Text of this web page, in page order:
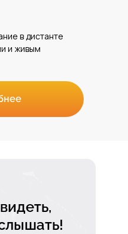
в дистанте
и живым